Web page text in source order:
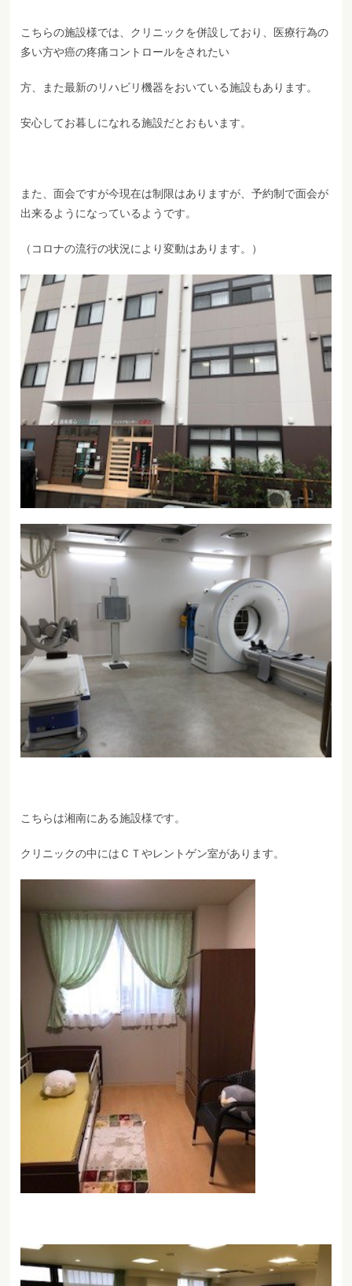
こちらの施設様では、クリニックを併設しており、医療行為の
多い方や癌の疼痛コントロールをされたい
方、また最新のリハビリ機器をおいている施設もあります。
安心してお暮しになれる施設だとおもいます。
また、面会ですが今現在は制限はありますが、予約制で面会が
出来るようになっているようです。
（コロナの流行の状況により変動はあります。）
こちらは湘南にある施設様です。
クリニックの中にはＣＴやレントゲン室があります。